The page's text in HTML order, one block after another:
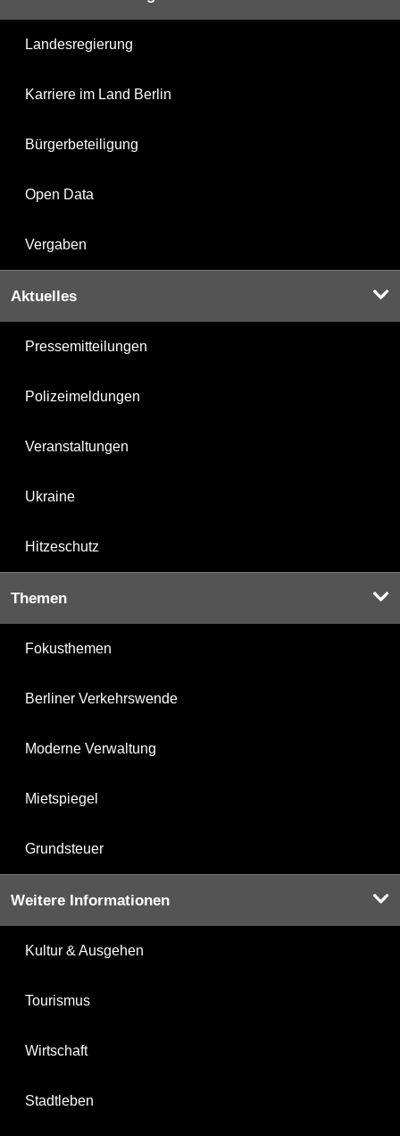
Landesregierung
Karriere im Land Berlin
Bürgerbeteiligung
Open Data
Vergaben
Aktuelles
Pressemitteilungen
Polizeimeldungen
Veranstaltungen
Ukraine
Hitzeschutz
Themen
Fokusthemen
Berliner Verkehrswende
Moderne Verwaltung
Mietspiegel
Grundsteuer
Weitere Informationen
Kultur & Ausgehen
Tourismus
Wirtschaft
Stadtleben